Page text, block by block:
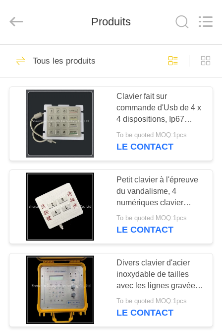
MAISON
PRODUITS
SUJET
NOUS
VISITE
D'USINE
CONTRÔLE
DE
QUALITÉ
CONTACTEZ-
NOUS
Rights
by
Pavé numérique
métalliques
Pavé numérique
industriel
34
Pavé numérique
rétro-éclairé
Produits
Tous les produits
Clavier fait sur
commande d'Usb de 4 x
4 dispositions, Ip67
clavier numérique
principal de la classe 16
To be quoted MOQ:1pcs
LE CONTACT
Petit clavier à l'épreuve
du vandalisme, 4
numériques clavier
principal avec
l'Usb/interface Ps2
To be quoted MOQ:1pcs
LE CONTACT
Divers clavier d'acier
inoxydable de tailles
avec les lignes gravées
par panneau des textes
To be quoted MOQ:1pcs
LE CONTACT